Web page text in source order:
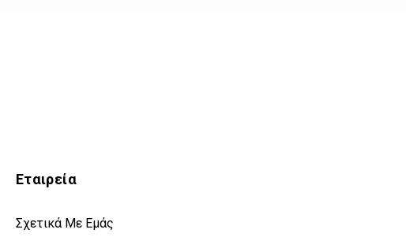
Εταιρεία
Σχετικά Με Εμάς